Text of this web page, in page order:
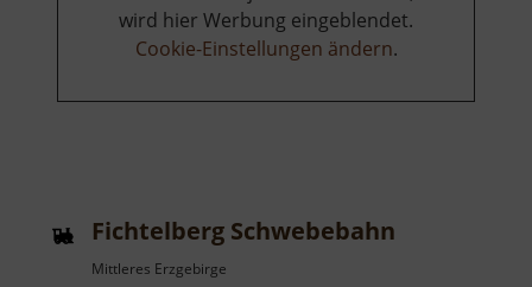
wird hier Werbung eingeblendet.
Cookie-Einstellungen ändern.
Fichtelberg Schwebebahn
Mittleres Erzgebirge